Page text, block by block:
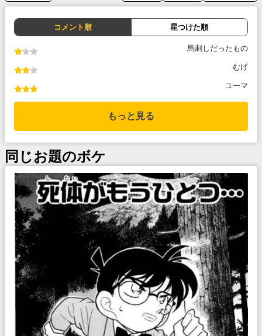
コメント順 星つけた順
馬刺しだったもの
むげ
ユーマ
もっと見る
同じお題のボケ